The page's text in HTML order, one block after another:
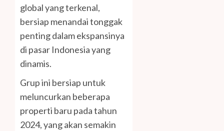
global yang terkenal,
bersiap menandai tonggak
penting dalam ekspansinya
di pasar Indonesia yang
dinamis.
Grup ini bersiap untuk
meluncurkan beberapa
properti baru pada tahun
2024, yang akan semakin